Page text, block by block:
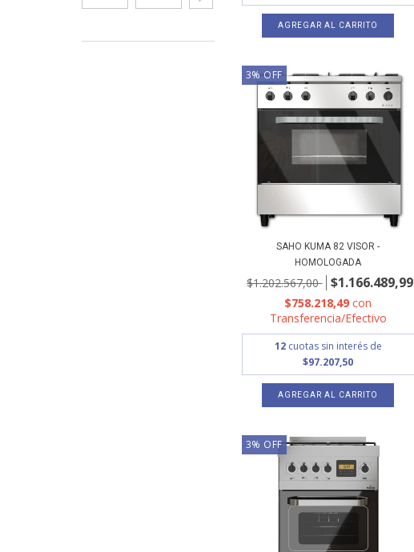
3% OFF
SAHO KUMA 82 VISOR -
HOMOLOGADA
$1.202.567,00 $1.166.489,99
$758.218,49con
Transferencia/Efectivo
12 cuotas sin interés de
$97.207,50
AGREGAR AL CARRITO
3% OFF